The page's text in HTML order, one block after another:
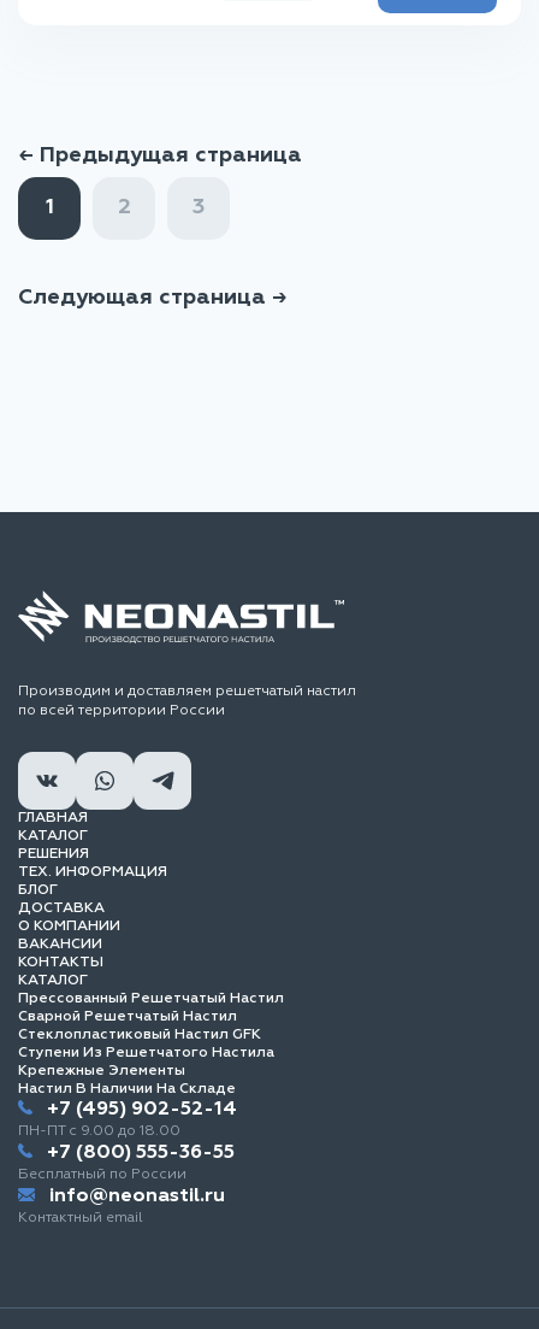
← Предыдущая страница
1 2 3
Следующая страница →
Производим и доставляем решетчатый настил
по всей территории России
ГЛАВНАЯ
КАТАЛОГ
РЕШЕНИЯ
ТЕХ. ИНФОРМАЦИЯ
БЛОГ
ДОСТАВКА
О КОМПАНИИ
ВАКАНСИИ
КОНТАКТЫ
КАТАЛОГ
Прессованный Решетчатый Настил
Сварной Решетчатый Настил
Стеклопластиковый Настил GFK
Ступени Из Решетчатого Настила
Крепежные Элементы
Настил В Наличии На Складе
+7 (495) 902-52-14
ПН-ПТ с 9.00 до 18.00
+7 (800) 555-36-55
Бесплатный по России
info@neonastil.ru
Контактный email